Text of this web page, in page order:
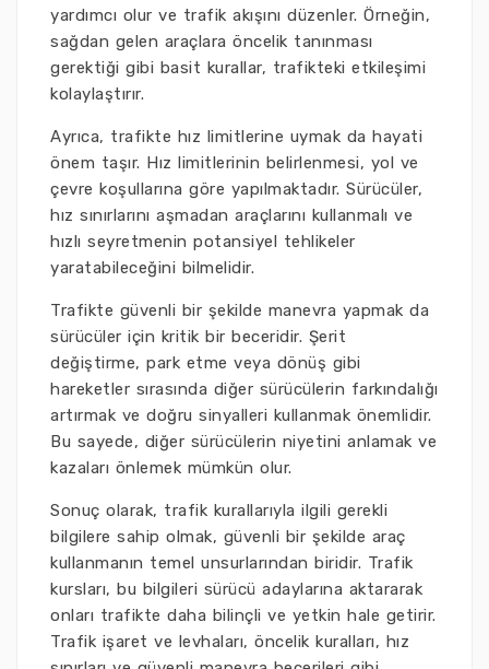
yardımcı olur ve trafik akışını düzenler. Örneğin,
sağdan gelen araçlara öncelik tanınması
gerektiği gibi basit kurallar, trafikteki etkileşimi
kolaylaştırır.
Ayrıca, trafikte hız limitlerine uymak da hayati
önem taşır. Hız limitlerinin belirlenmesi, yol ve
çevre koşullarına göre yapılmaktadır. Sürücüler,
hız sınırlarını aşmadan araçlarını kullanmalı ve
hızlı seyretmenin potansiyel tehlikeler
yaratabileceğini bilmelidir.
Trafikte güvenli bir şekilde manevra yapmak da
sürücüler için kritik bir beceridir. Şerit
değiştirme, park etme veya dönüş gibi
hareketler sırasında diğer sürücülerin farkındalığı
artırmak ve doğru sinyalleri kullanmak önemlidir.
Bu sayede, diğer sürücülerin niyetini anlamak ve
kazaları önlemek mümkün olur.
Sonuç olarak, trafik kurallarıyla ilgili gerekli
bilgilere sahip olmak, güvenli bir şekilde araç
kullanmanın temel unsurlarından biridir. Trafik
kursları, bu bilgileri sürücü adaylarına aktararak
onları trafikte daha bilinçli ve yetkin hale getirir.
Trafik işaret ve levhaları, öncelik kuralları, hız